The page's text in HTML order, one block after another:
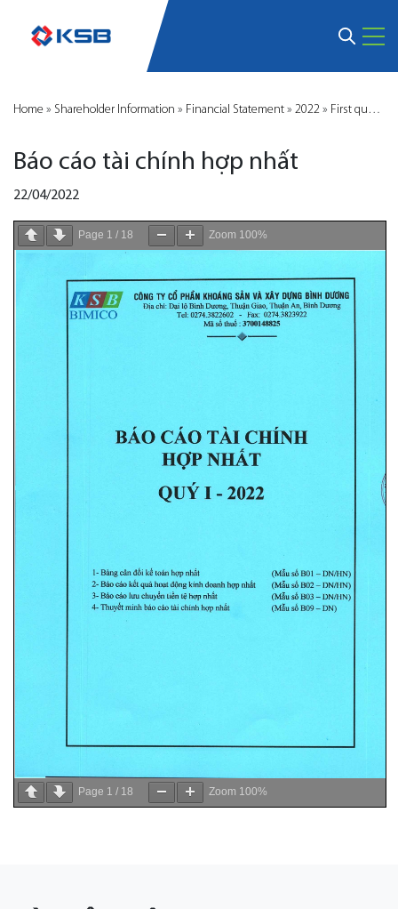
Home » Shareholder Information » Financial Statement » 2022 » First quarter
Báo cáo tài chính hợp nhất
22/04/2022
Page 1 / 18 Zoom 100%
Page 1 / 18 Zoom 100%